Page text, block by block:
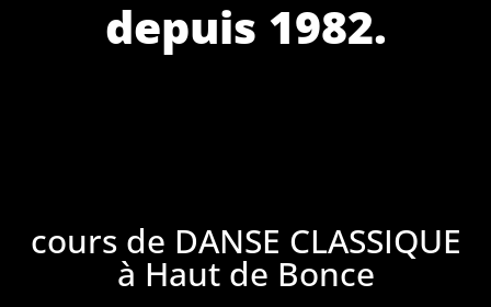
depuis 1982.
cours de DANSE CLASSIQUE
à Haut de Bonce